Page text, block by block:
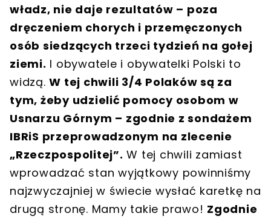
władz, nie daje rezultatów – poza
dręczeniem chorych i przemęczonych
osób siedzących trzeci tydzień na gołej
ziemi. I obywatele i obywatelki Polski to
widzą.W tej chwili 3/4 Polaków są za
tym, żeby udzielić pomocy osobom w
Usnarzu Górnym – zgodnie z sondażem
IBRiS przeprowadzonym na zlecenie
„Rzeczpospolitej”. W tej chwili zamiast
wprowadzać stan wyjątkowy powinniśmy
najzwyczajniej w świecie wysłać karetkę na
drugą stronę. Mamy takie prawo! Zgodnie